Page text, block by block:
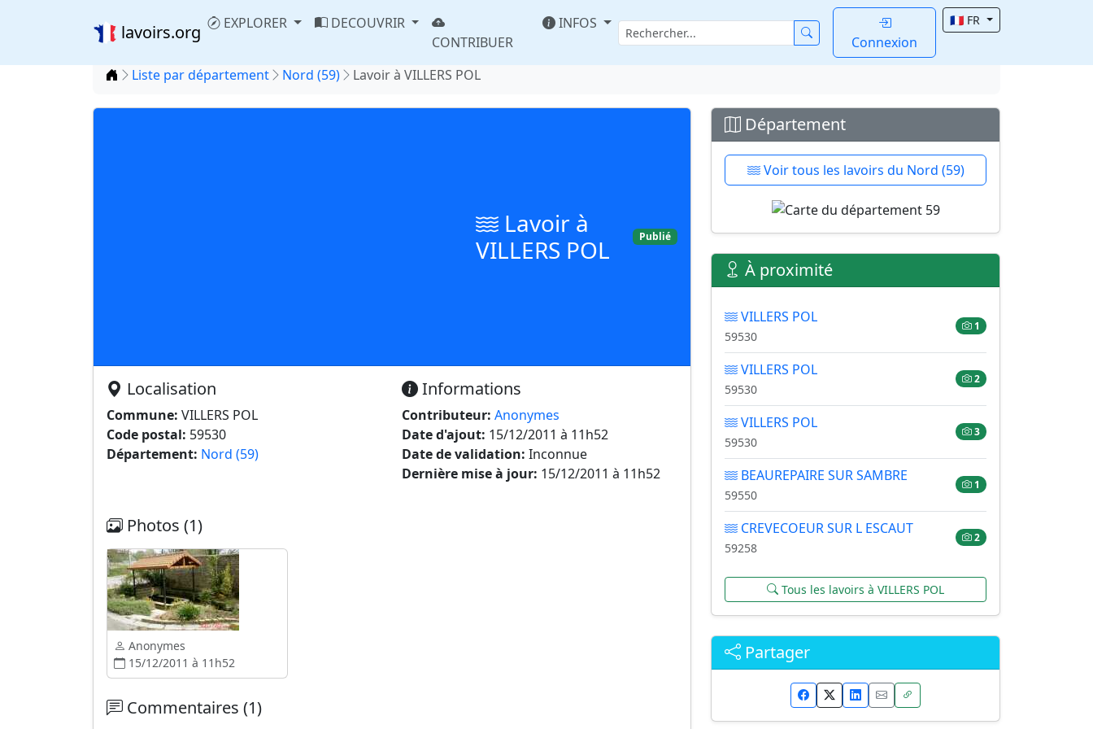
lavoirs.org EXPLORER
DECOUVRIR
CONTRIBUER
INFOS
Connexion
🇫🇷 FR
Accueil
Liste par département Nord (59) Lavoir à VILLERS POL
Lavoir à
VILLERS POL
Publié
Localisation
Commune: VILLERS POL
Code postal: 59530
Département: Nord (59)
Informations
Contributeur: Anonymes
Date d'ajout: 15/12/2011 à 11h52
Date de validation: Inconnue
Dernière mise à jour: 15/12/2011 à 11h52
Photos (1)
Anonymes
15/12/2011 à 11h52
Commentaires (1)
Département
Voir tous les lavoirs du Nord (59)
À proximité
VILLERS POL
59530
1
VILLERS POL
59530
2
VILLERS POL
59530
3
BEAUREPAIRE SUR SAMBRE
59550
1
CREVECOEUR SUR L ESCAUT
59258
2
Tous les lavoirs à VILLERS POL
Partager